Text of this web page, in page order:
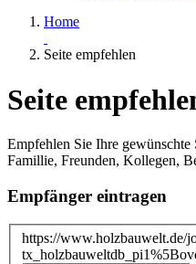
Home
Seite empfehlen
Seite
Empfehlen Sie Ihre
Famillie, Freunden, Kollegen,
Empfänger eintragen
https://www.holzbauwelt.de/